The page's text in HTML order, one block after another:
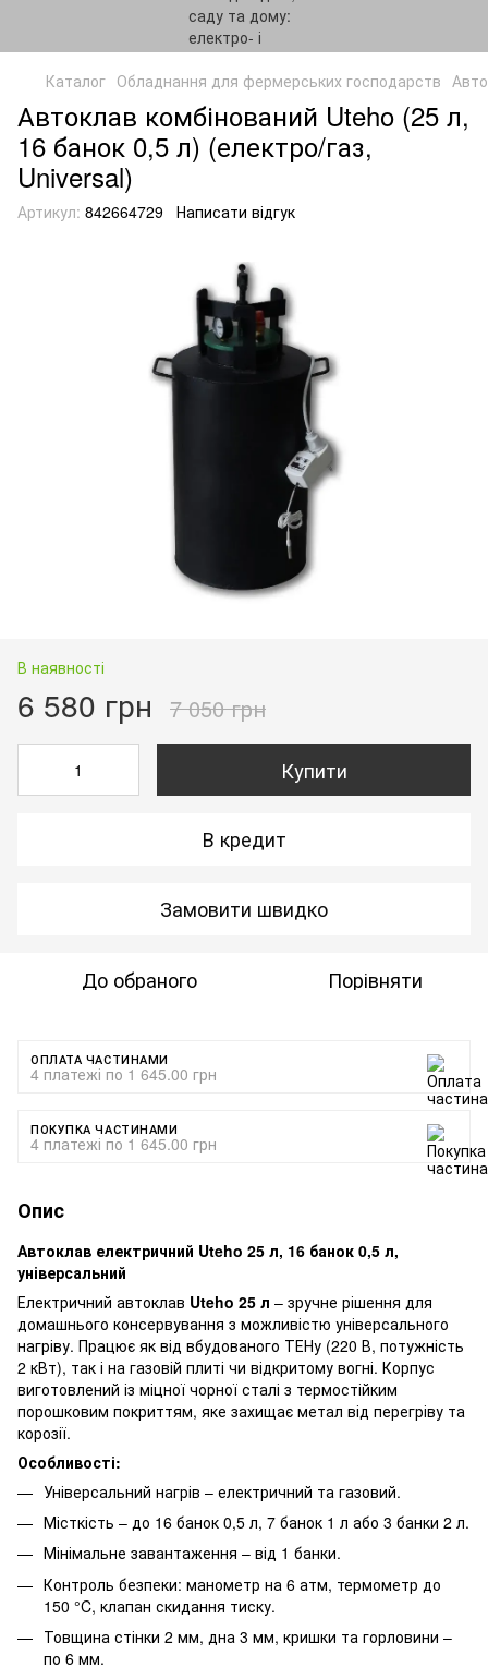
Каталог Обладнання для фермерських господарств
Автоклав комбінований Uteho (25 л,
16 банок 0,5 л) (електро/газ,
Universal)
Артикул: 842664729 Написати відгук
В наявності
6 580 грн 7 050 грн
Купити
В кредит
Замовити швидко
До обраного Порівняти
ОПЛАТА ЧАСТИНАМИ
4 платежі по 1 645.00 грн
ПОКУПКА ЧАСТИНАМИ
4 платежі по 1 645.00 грн
Опис
Автоклав електричний Uteho 25 л, 16 банок 0,5 л,
універсальний
Електричний автоклав Uteho 25 л – зручне рішення для
домашнього консервування з можливістю універсального
нагріву. Працює як від вбудованого ТЕНу (220 В, потужність
2 кВт), так і на газовій плиті чи відкритому вогні. Корпус
виготовлений із міцної чорної сталі з термостійким
порошковим покриттям, яке захищає метал від перегріву та
корозії.
Особливості:
Універсальний нагрів – електричний та газовий.
Місткість – до 16 банок 0,5 л, 7 банок 1 л або 3 банки 2 л.
Мінімальне завантаження – від 1 банки.
Контроль безпеки: манометр на 6 атм, термометр до
150 °C, клапан скидання тиску.
Товщина стінки 2 мм, дна 3 мм, кришки та горловини –
по 6 мм.